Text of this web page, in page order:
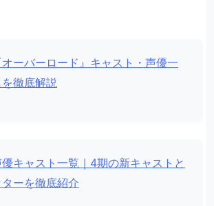
オーバーロード』キャスト・声優一
徹底解説
優キャスト一覧｜4期の新キャストと
ーを徹底紹介